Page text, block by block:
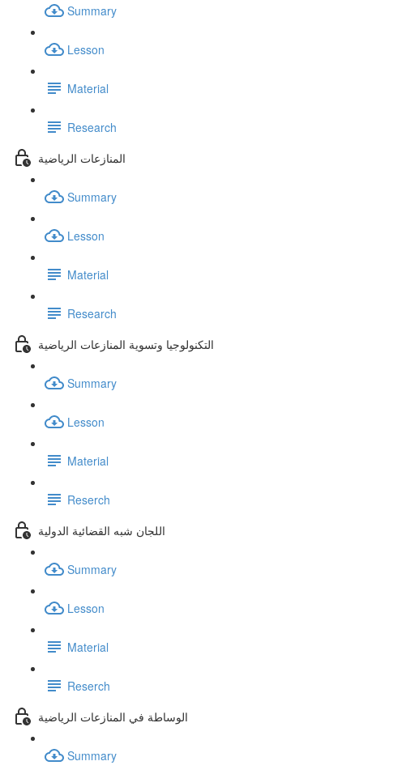
Summary
Lesson
Material
Research
المنازعات الرياضية
Summary
Lesson
Material
Research
التكنولوجيا وتسوية المنازعات الرياضية
Summary
Lesson
Material
Reserch
اللجان شبه القضائية الدولية
Summary
Lesson
Material
Reserch
الوساطة في المنازعات الرياضية
Summary